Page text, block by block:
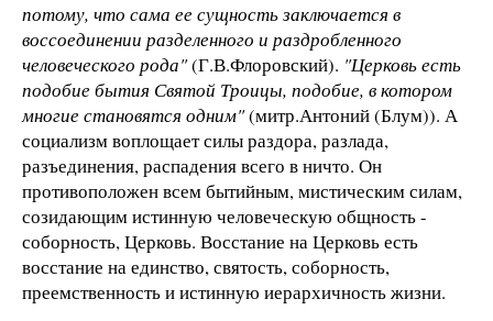
потому, что сама ее сущность заключается в
воссоединении разделенного и раздробленного
человеческого рода"(Г.В.Флоровский). "Церковь есть
подобие бытия Святой Троицы, подобие, в котором
многие становятся одним"(митр.Антоний (Блум)). А
социализм воплощает силы раздора, разлада,
разъединения, распадения всего в ничто. Он
противоположен всем бытийным, мистическим силам,
созидающим истинную человеческую общность -
соборность, Церковь. Восстание на Церковь есть
восстание на единство, святость, соборность,
преемственность и истинную иерархичность жизни.